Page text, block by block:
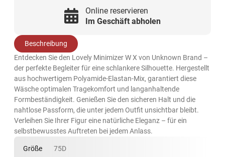
Online reservieren
Im Geschäft abholen
Beschreibung
Entdecken Sie den Lovely Minimizer W X von Unknown Brand –
der perfekte Begleiter für eine schlankere Silhouette. Hergestellt
aus hochwertigem Polyamide-Elastan-Mix, garantiert diese
Wäsche optimalen Tragekomfort und langanhaltende
Formbeständigkeit. Genießen Sie den sicheren Halt und die
nahtlose Passform, die unter jedem Outfit unsichtbar bleibt.
Verleihen Sie Ihrer Figur eine natürliche Eleganz – für ein
selbstbewusstes Auftreten bei jedem Anlass.
Größe 75D